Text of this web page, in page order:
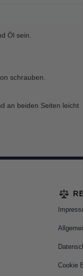
Öl sein.
schrauben.
an beiden Seiten leicht
Cookie